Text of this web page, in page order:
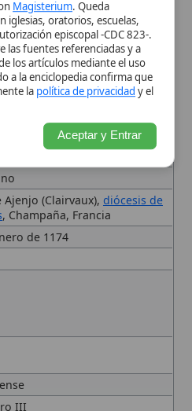
Francia
de 1174
vocación
y
en la